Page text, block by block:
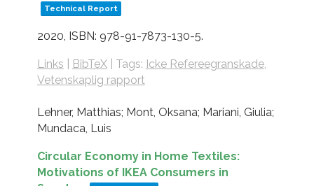
Technical Report
2020, ISBN: 978-91-7873-130-5.
Links BibTeX| Tags: Icke Refereegranskade,
Vetenskaplig rapport
Lehner, Matthias; Mont, Oksana; Mariani, Giulia;
Mundaca, Luis
Circular Economy in Home Textiles:
Motivations of IKEA Consumers in